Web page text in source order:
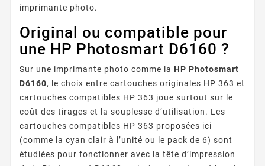
imprimante photo.
Original ou compatible pour
une HP Photosmart D6160 ?
Sur une imprimante photo comme la HP Photosmart
D6160, le choix entre cartouches originales HP 363 et
cartouches compatibles HP 363 joue surtout sur le
coût des tirages et la souplesse d’utilisation. Les
cartouches compatibles HP 363 proposées ici
(comme la cyan clair à l’unité ou le pack de 6) sont
étudiées pour fonctionner avec la tête d’impression